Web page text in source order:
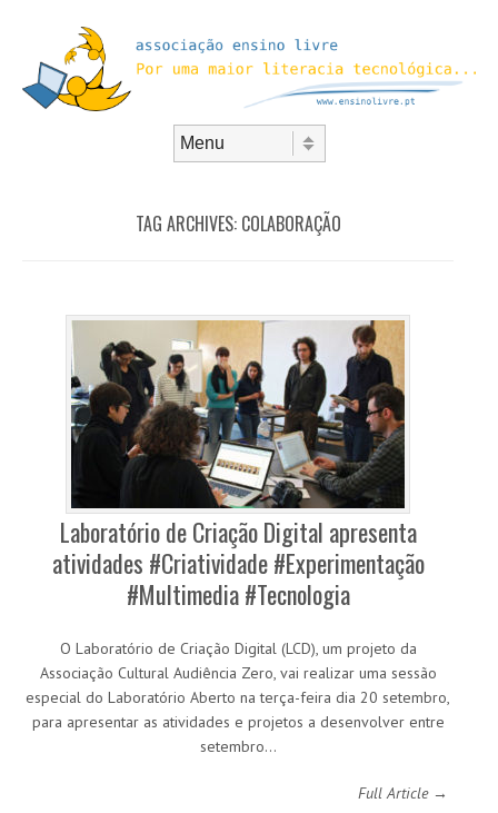
TAG ARCHIVES: COLABORAÇÃO
Laboratório de Criação Digital apresenta
atividades #Criatividade #Experimentação
#Multimedia #Tecnologia
O Laboratório de Criação Digital (LCD), um projeto da
Associação Cultural Audiência Zero, vai realizar uma sessão
especial do Laboratório Aberto na terça-feira dia 20 setembro,
para apresentar as atividades e projetos a desenvolver entre
setembro…
Full Article →